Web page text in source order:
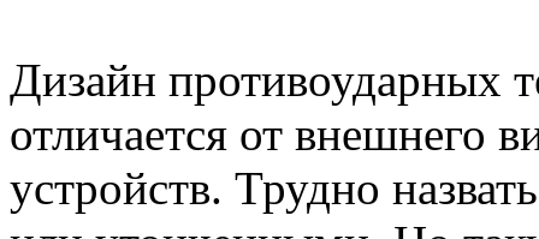
Дизайн противоударных
отличается от внешнего
устройств. Трудно